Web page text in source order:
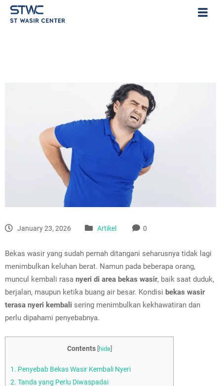
January 23, 2026 Artikel 0
Bekas wasir yang sudah pernah ditangani seharusnya tidak lagi
menimbulkan keluhan berat. Namun pada beberapa orang,
muncul kembali rasa nyeri di area bekas wasir, baik saat duduk,
berjalan, maupun ketika buang air besar. Kondisi bekas wasir
terasa nyeri kembali sering menimbulkan kekhawatiran dan
perlu dipahami penyebabnya.
Contents hide]
1. Penyebab Bekas Wasir Kembali Nyeri
2. Tanda yang Perlu Diwaspadai